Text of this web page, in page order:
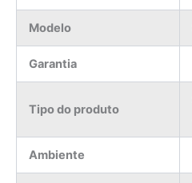
Modelo
Garantia
Tipo do produto
Ambiente